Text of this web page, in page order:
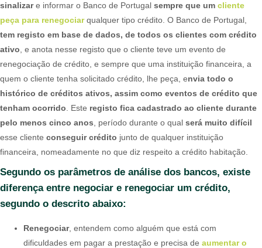
sinalizare informar o Banco de Portugal sempre que um cliente
peça para renegociarqualquer tipo crédito. O Banco de Portugal,
tem registo em base de dados, de todos os clientes com crédito
ativo , e anota nesse registo que o cliente teve um evento de
renegociação de crédito, e sempre que uma instituição financeira, a
quem o cliente tenha solicitado crédito, lhe peça, envia todo o
histórico de créditos ativos, assim como eventos de crédito que
tenham ocorrido . Este registo fica cadastrado ao cliente durante
pelo menos cinco anos , período durante o qual será muito difícil
esse cliente conseguir crédito junto de qualquer instituição
financeira, nomeadamente no que diz respeito a crédito habitação.
Segundo os parâmetros de análise dos bancos, existe
diferença entre negociar e renegociar um crédito,
segundo o descrito abaixo:
Renegociar, entendem como alguém que está com
dificuldades em pagar a prestação e precisa de aumentar o